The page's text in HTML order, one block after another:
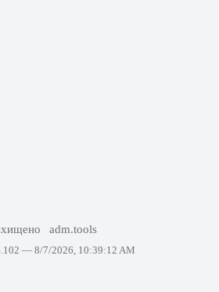
adm.tools
— 8/7/2026, 10:39:12 AM